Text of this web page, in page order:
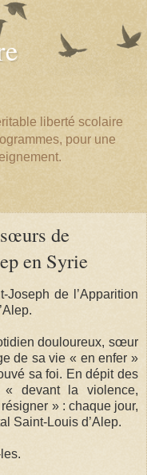
liberté scolaire
pour une
de
en Syrie
de l’Apparition
douloureux, sœur
de sa vie « en enfer »
sa foi. En dépit des
« devant la violence,
» : chaque jour,
Saint-Louis d’Alep.